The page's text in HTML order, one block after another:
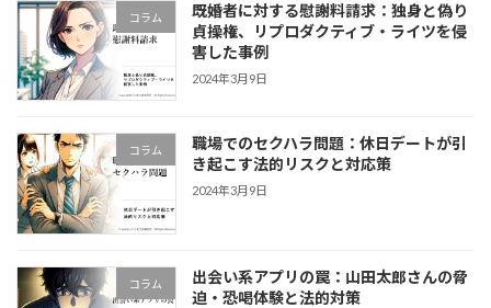
コラム
既婚者に対する慰謝料請求：独身と偽り
貞操権、リプロダクティブ・ライツを侵
害した事例
2024年3月9日
コラム
職場でのセクハラ問題：休日デートが引
き起こす法的リスクと対応策
2024年3月9日
コラム
出会い系アプリの罠：山田太郎さんの脅
迫・恐喝体験と法的対策